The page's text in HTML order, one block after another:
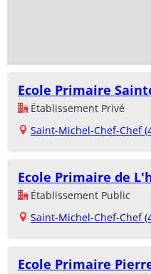
Ecole Primaire
Établissement Privé
Saint-Michel-Chef-Chef
Ecole Primaire de
Établissement Public
Saint-Michel-Chef-Chef
Ecole Primaire